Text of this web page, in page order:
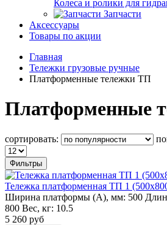
Колеса и ролики для
Запчасти
Аксессуары
Товары по акции
Главная
Тележки грузовые ручные
Платформенные тележки ТП
Платформенные
сортировать:
Фильтры
Тележка платформенная ТП 1
Ширина платформы (А), мм: 500
800 Вес, кг: 10.5
5 260 руб